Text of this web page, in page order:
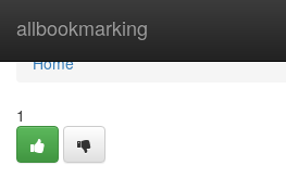
allbookmarking
Home
Home
1